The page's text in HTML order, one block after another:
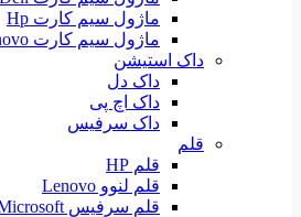
ماژول سیم کارت Hp
ماژول سیم کارت Lenovo
داک استیشن
داک دل
داک اچ پی
داک سرفیس
قلم
قلم HP
قلم لنوو Lenovo
قلم سرفیس Microsoft